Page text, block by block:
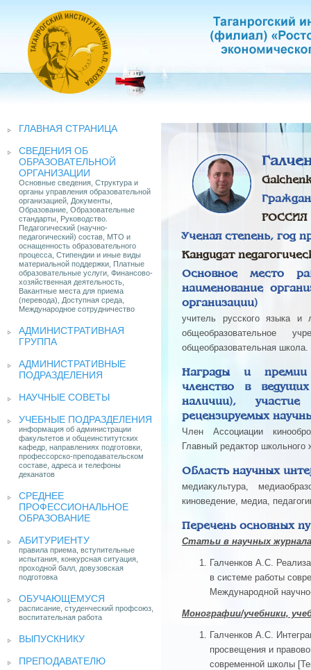
ГЛАВНАЯ СТРАНИЦА
СВЕДЕНИЯ ОБ
ОБРАЗОВАТЕЛЬНОЙ
ОРГАНИЗАЦИИ
Основные сведения, Структура и
органы управления образовательной
организацией, Документы,
Образование, Образовательные
стандарты, Руководство.
Педагогический (научно-
педагогический) состав, МТО и
оснащенность образовательного
процесса, Стипендии и иные виды
материальной поддержки, Платные
образовательные услуги, Финансово-
хозяйственная деятельность,
Вакантные места для приема
(перевода), Доступная среда,
Международное сотрудничество
АДМИНИСТРАТИВНАЯ
ГРУППА
АДМИНИСТРАТИВНЫЕ
ПОДРАЗДЕЛЕНИЯ
НАУЧНЫЕ СОВЕТЫ
УЧЕБНЫЕ ПОДРАЗДЕЛЕНИЯ
информация об администрации
факультетов и общеинститутских
кафедр, направлениях подготовки,
профессорско-преподавательском
составе, адреса и телефоны
деканатов
СРЕДНЕЕ
ПРОФЕССИОНАЛЬНОЕ
ОБРАЗОВАНИЕ
АБИТУРИЕНТУ
правила приема, вступительные
испытания, конкурсная ситуация,
проходной балл, довузовская
подготовка
ОБУЧАЮЩЕМУСЯ
расписание, студенческий профсоюз,
воспитательная работа
ВЫПУСКНИКУ
ПРЕПОДАВАТЕЛЮ
РОССИЯ
Ученая степень, год
Кандидат
Основное место
наименование
организации)
учитель русского языка и
общеобразовательное
общеобразовательная школа.
Награды и премии
членство в
наличии),
рецензируемых
Член Ассоциации
Главный редактор
Область научных
медиакультура,
киноведение, медиа,
Перечень основных
Статьи в научных
Галченков А.С.
в системе работы
Международной
Монографии/учебники,
Галченков А.С.
просвещения и
современной школы